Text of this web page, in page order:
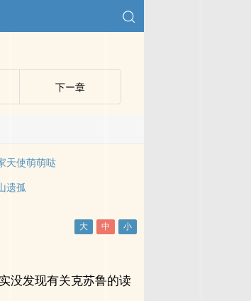
下ー章
天使萌萌哒
遗孤
没发现有关克苏鲁的读